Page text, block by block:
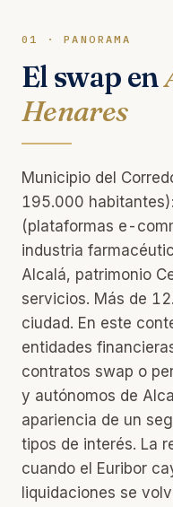
01 · PANORAMA
El swap en
Henares
Municipio del
195.000
(plataformas e-
industria
Alcalá, patrimonio
servicios. Más de
ciudad. En este
entidades
contratos swap o
y autónomos de
apariencia de un
tipos de interés. La
cuando el Euribor
liquidaciones se